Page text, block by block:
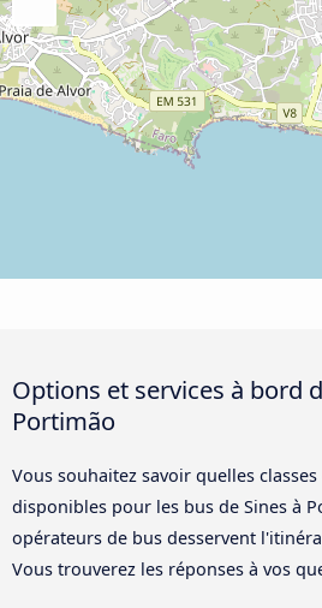
Options et services à bord
Portimão
Vous souhaitez savoir quelles
disponibles pour les bus de Sines à
opérateurs de bus desservent
Vous trouverez les réponses à vos